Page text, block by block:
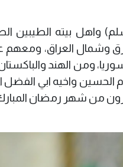
واهل بيته الطيبين
وشمال العراق،
ومن الهند والباكستان
الحسين واخيه ابي الفضل
من شهر رمضان